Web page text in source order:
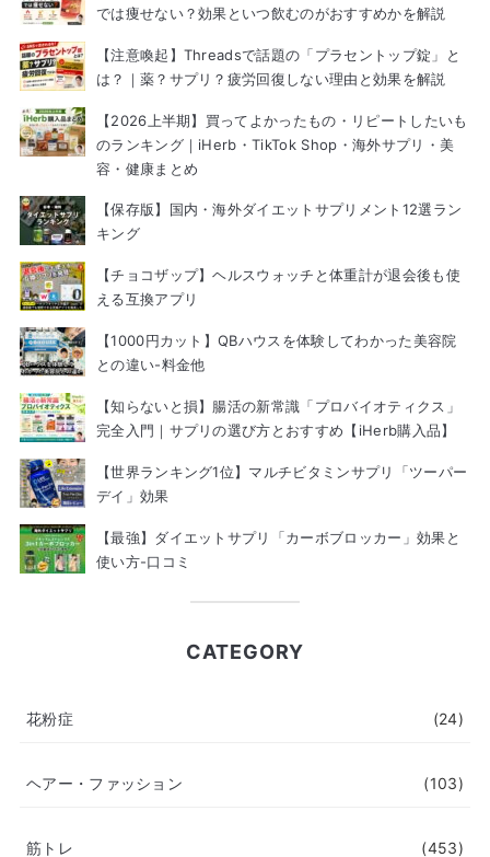
では痩せない？効果といつ飲むのがおすすめかを解説
【注意喚起】Threadsで話題の「プラセントップ錠」と
は？｜薬？サプリ？疲労回復しない理由と効果を解説
【2026上半期】買ってよかったもの・リピートしたいも
のランキング｜iHerb・TikTok Shop・海外サプリ・美
容・健康まとめ
【保存版】国内・海外ダイエットサプリメント12選ラン
キング
【チョコザップ】ヘルスウォッチと体重計が退会後も使
える互換アプリ
【1000円カット】QBハウスを体験してわかった美容院
との違い-料金他
【知らないと損】腸活の新常識「プロバイオティクス」
完全入門｜サプリの選び方とおすすめ【iHerb購入品】
【世界ランキング1位】マルチビタミンサプリ「ツーパー
デイ」効果
【最強】ダイエットサプリ「カーボブロッカー」効果と
使い方-口コミ
CATEGORY
花粉症 (24)
ヘアー・ファッション (103)
筋トレ (453)